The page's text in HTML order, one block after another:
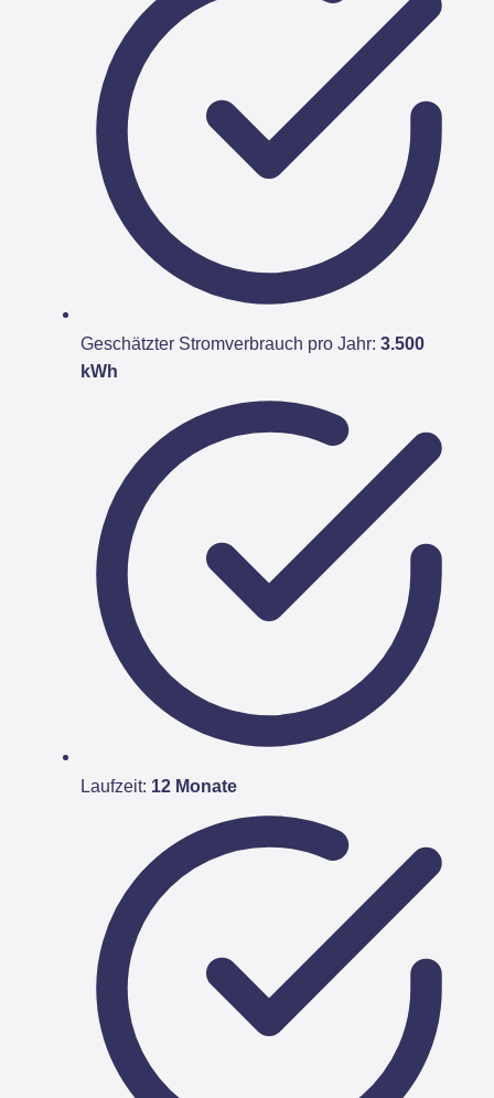
Geschätzter Stromverbrauch pro Jahr: 3.500
kWh
Laufzeit: 12 Monate